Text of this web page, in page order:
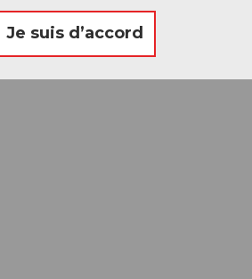
Je suis d’accord